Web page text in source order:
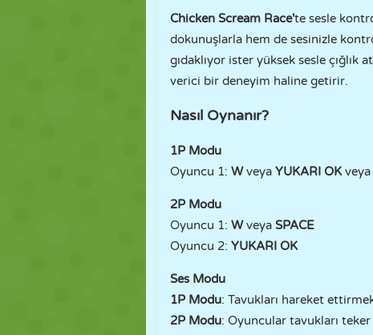
Chicken Scream Race'te sesle
dokunuşlarla hem de sesinizle
gıdaklıyor ister yüksek sesle
verici bir deneyim haline getirir.
Nasıl Oynanır?
1P Modu
Oyuncu 1: Wveya YUKARI OK veya
2P Modu
Oyuncu 1: Wveya SPACE
Oyuncu 2: YUKARI OK
Ses Modu
1P Modu: Tavukları hareket
2P Modu: Oyuncular tavukları